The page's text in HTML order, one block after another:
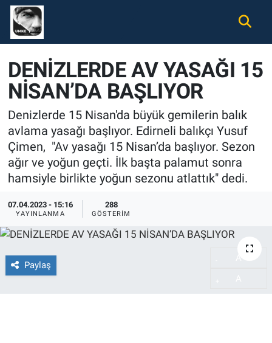
DENİZLERDE AV YASAĞI 15
NİSAN’DA BAŞLIYOR
Denizlerde 15 Nisan'da büyük gemilerin balık
avlama yasağı başlıyor. Edirneli balıkçı Yusuf
Çimen, "Av yasağı 15 Nisan’da başlıyor. Sezon
ağır ve yoğun geçti. İlk başta palamut sonra
hamsiyle birlikte yoğun sezonu atlattık" dedi.
07.04.2023 - 15:16
YAYINLANMA
288
GÖSTERIM
Paylaş
Gündem
Ekonomi
Spor
Magazin
Tüm Haberler
İletişim
Künye
Nöbetçi Eczaneler
Hava Durumu
Namaz Vakitleri
Trafik Durumu
Süper Lig Puan Durumu ve Fikstür
Tüm Manşetler
Son Dakika Haberleri
Haber Arşivi